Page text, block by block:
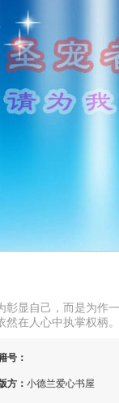
显自己，而是为作
然在人心中执掌权柄
号：
方： 小德兰爱心书屋